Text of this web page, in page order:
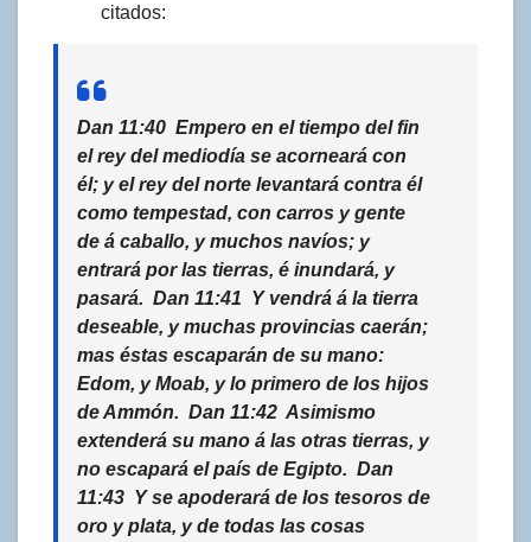
citados:
Dan 11:40 Empero en el tiempo del fin
el rey del mediodía se acorneará con
él; y el rey del norte levantará contra él
como tempestad, con carros y gente
de á caballo, y muchos navíos; y
entrará por las tierras, é inundará, y
pasará. Dan 11:41 Y vendrá á la tierra
deseable, y muchas provincias caerán;
mas éstas escaparán de su mano:
Edom, y Moab, y lo primero de los hijos
de Ammón. Dan 11:42 Asimismo
extenderá su mano á las otras tierras, y
no escapará el país de Egipto. Dan
11:43 Y se apoderará de los tesoros de
oro y plata, y de todas las cosas